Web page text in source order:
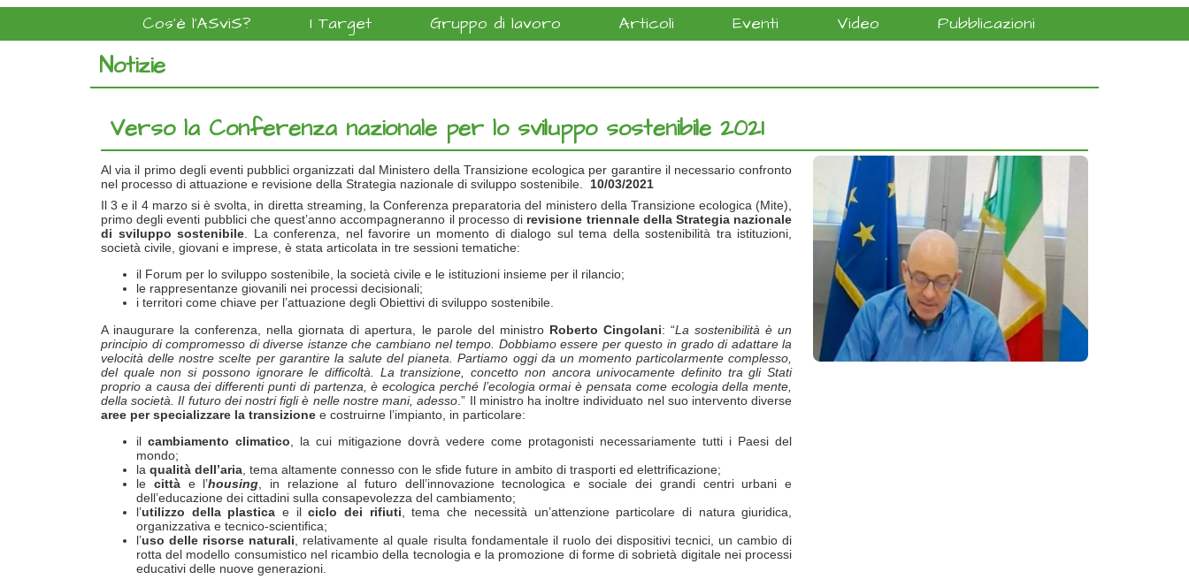
Cos'è l'ASviS? I Target Gruppo di lavoro Articoli Eventi Video Pubblicazioni
Notizie
Verso la Conferenza nazionale per lo sviluppo sostenibile 2021
Al via il primo degli eventi pubblici organizzati dal Ministero della Transizione ecologica per garantire il necessario confronto
nel processo di attuazione e revisione della Strategia nazionale di sviluppo sostenibile. 10/03/2021
Il 3 e il 4 marzo si è svolta, in diretta streaming, la Conferenza preparatoria del ministero della Transizione ecologica (Mite),
primo degli eventi pubblici che quest’anno accompagneranno il processo di revisione triennale della Strategia nazionale
di sviluppo sostenibile . La conferenza, nel favorire un momento di dialogo sul tema della sostenibilità tra istituzioni,
società civile, giovani e imprese, è stata articolata in tre sessioni tematiche:
il Forum per lo sviluppo sostenibile, la società civile e le istituzioni insieme per il rilancio;
le rappresentanze giovanili nei processi decisionali;
i territori come chiave per l’attuazione degli Obiettivi di sviluppo sostenibile.
A inaugurare la conferenza, nella giornata di apertura, le parole del ministro Roberto Cingolani: “La sostenibilità è un
principio di compromesso di diverse istanze che cambiano nel tempo. Dobbiamo essere per questo in grado di adattare la
velocità delle nostre scelte per garantire la salute del pianeta. Partiamo oggi da un momento particolarmente complesso,
del quale non si possono ignorare le difficoltà. La transizione, concetto non ancora univocamente definito tra gli Stati
proprio a causa dei differenti punti di partenza, è ecologica perché l’ecologia ormai è pensata come ecologia della mente,
della società. Il futuro dei nostri figli è nelle nostre mani, adesso .” Il ministro ha inoltre individuato nel suo intervento diverse
aree per specializzare la transizione e costruirne l’impianto, in particolare:
ilcambiamento climatico , la cui mitigazione dovrà vedere come protagonisti necessariamente tutti i Paesi del
mondo;
la qualità dell’aria , tema altamente connesso con le sfide future in ambito di trasporti ed elettrificazione;
le città e l’housing , in relazione al futuro dell’innovazione tecnologica e sociale dei grandi centri urbani e
dell’educazione dei cittadini sulla consapevolezza del cambiamento;
l’utilizzo della plastica e ilciclo dei rifiuti , tema che necessità un’attenzione particolare di natura giuridica,
organizzativa e tecnico-scientifica;
l’uso delle risorse naturali , relativamente al quale risulta fondamentale il ruolo dei dispositivi tecnici, un cambio di
rotta del modello consumistico nel ricambio della tecnologia e la promozione di forme di sobrietà digitale nei processi
educativi delle nuove generazioni.